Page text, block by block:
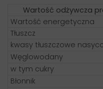
Wartość odżywcza
Wartość energetyczna
Tłuszcz
kwasy tłuszczowe
Węglowodany
w tym cukry
Błonnik